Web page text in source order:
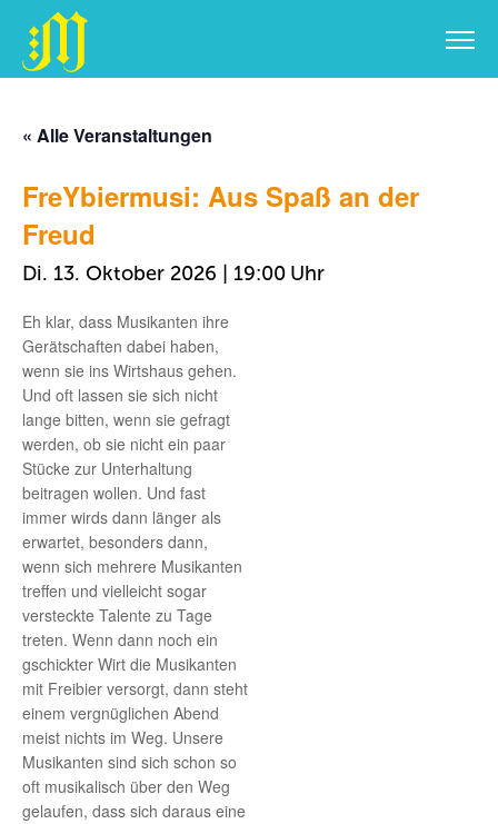
springen
« Alle Veranstaltungen
FreYbiermusi: Aus Spaß an der
Freud
Di. 13. Oktober 2026 | 19:00
Eh klar, dass Musikanten ihre
Gerätschaften dabei haben,
wenn sie ins Wirtshaus gehen.
Und oft lassen sie sich nicht
lange bitten, wenn sie gefragt
werden, ob sie nicht ein paar
Stücke zur Unterhaltung
beitragen wollen. Und fast
immer wirds dann länger als
erwartet, besonders dann,
wenn sich mehrere Musikanten
treffen und vielleicht sogar
versteckte Talente zu Tage
treten. Wenn dann noch ein
gschickter Wirt die Musikanten
mit Freibier versorgt, dann steht
einem vergnüglichen Abend
meist nichts im Weg. Unsere
Musikanten sind sich schon so
oft musikalisch über den Weg
gelaufen, dass sich daraus eine